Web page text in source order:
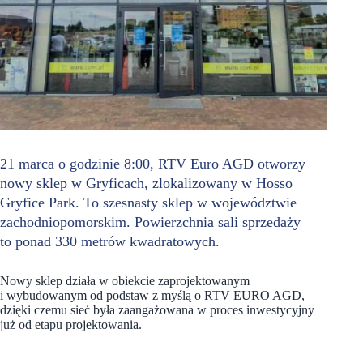
21 marca o godzinie 8:00, RTV Euro AGD otworzy
nowy sklep w Gryficach, zlokalizowany w Hosso
Gryfice Park. To szesnasty sklep w województwie
zachodniopomorskim. Powierzchnia sali sprzedaży
to ponad 330 metrów kwadratowych.
Nowy sklep działa w obiekcie zaprojektowanym
i wybudowanym od podstaw z myślą o RTV EURO AGD,
dzięki czemu sieć była zaangażowana w proces inwestycyjny
już od etapu projektowania.